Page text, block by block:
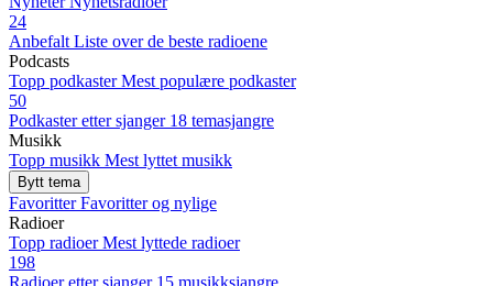
24
Anbefalt Liste over de beste radioene
Podcasts
Topp podkaster Mest populære podkaster
50
Podkaster etter sjanger 18 temasjangre
Musikk
Topp musikk Mest lyttet musikk
Bytt tema
Favoritter Favoritter og nylige
Radioer
Topp radioer Mest lyttede radioer
198
Radioer etter sjanger 15 musikksjangre